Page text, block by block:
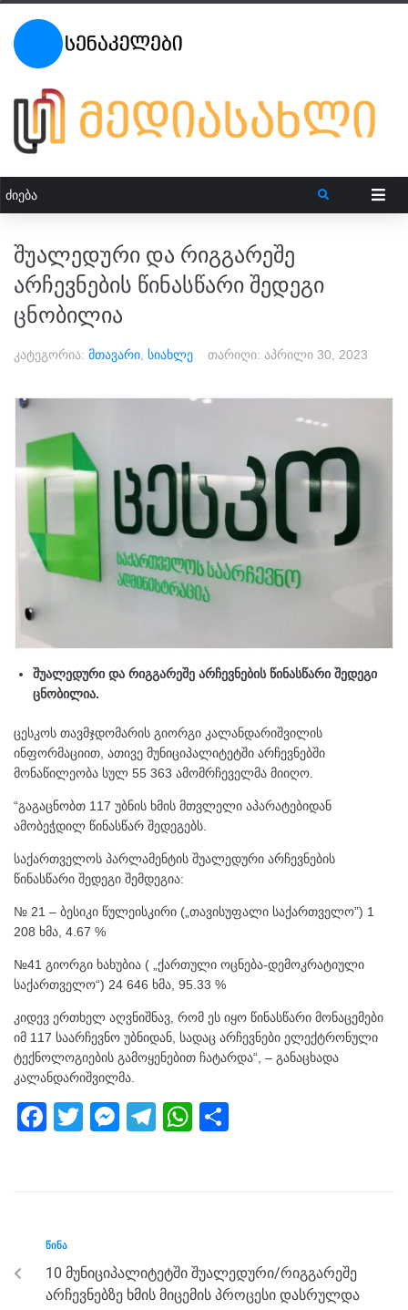
შუალედური და რიგგარეშე
არჩევნების წინასწარი შედეგი
ცნობილია
კატეგორია: მთავარი სიახლე თარიღი: აპრილი 30, 2023
შუალედური და რიგგარეშე არჩევნების წინასწარი შედეგი
ცნობილია.
ცესკოს თავმჯდომარის გიორგი კალანდარიშვილის
ინფორმაციით, ათივე მუნიციპალიტეტში არჩევნებში
მონაწილეობა სულ 55 363 ამომრჩეველმა მიიღო.
“გაგაცნობთ 117 უბნის ხმის მთვლელი აპარატებიდან
ამობეჭდილ წინასწარ შედეგებს.
საქართველოს პარლამენტის შუალედური არჩევნების
წინასწარი შედეგი შემდეგია:
№ 21 – ბესიკი წულეისკირი („თავისუფალი საქართველო”) 1
208 ხმა, 4.67 %
№41 გიორგი ხახუბია ( „ქართული ოცნება-დემოკრატიული
საქართველო“) 24 646 ხმა, 95.33 %
კიდევ ერთხელ აღვნიშნავ, რომ ეს იყო წინასწარი მონაცემები
იმ 117 საარჩევნო უბნიდან, სადაც არჩევნები ელექტრონული
ტექნოლოგიების გამოყენებით ჩატარდა“, – განაცხადა
კალანდარიშვილმა.
F
b
o
o
T
M
g
er
T
m
W
p
p
ᲬᲘᲜᲐ
10 მუნიციპალიტეტში შუალედური/რიგგარეშე
არჩევნებზე ხმის მიცემის პროცესი დასრულდა